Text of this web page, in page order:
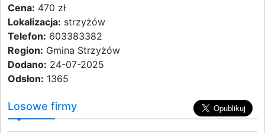
Cena: 470 zł
Lokalizacja: strzyżów
Telefon: 603383382
Region: Gmina Strzyżów
Dodano: 24-07-2025
Odsłon: 1365
Losowe firmy